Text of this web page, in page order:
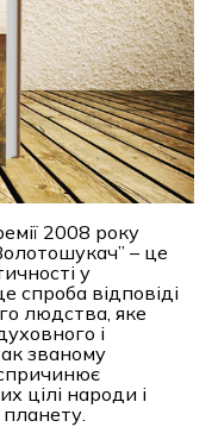
2008 року
– це
у
спроба відповіді
людства, яке
і
званому
цілі народи і